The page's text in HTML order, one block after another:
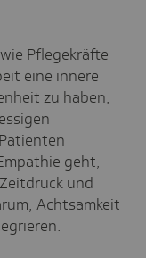
Pflegekräfte
eine innere
zu haben,
geht,
und
Achtsamkeit